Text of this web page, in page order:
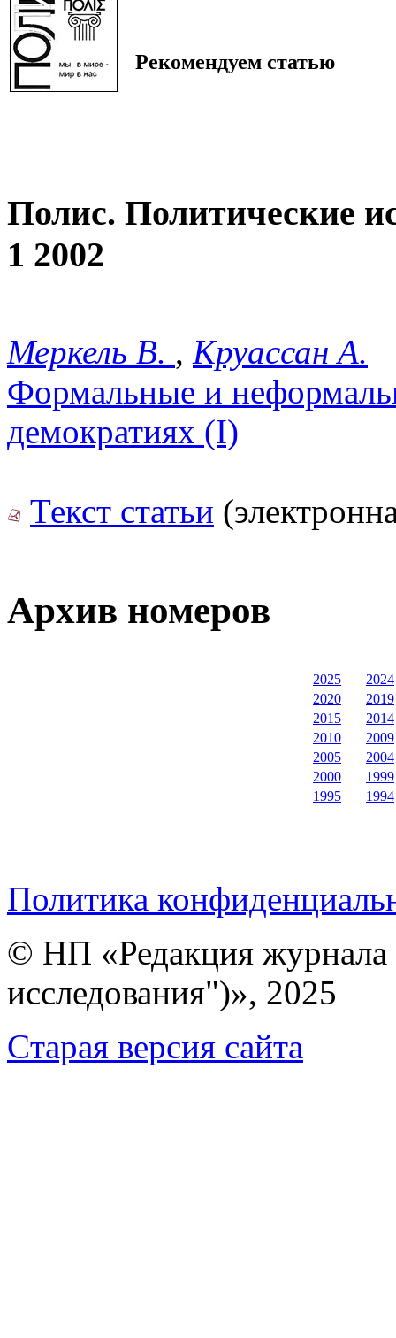
Рекомендуем статью
Полис. Политические
1 2002
Меркель В. , Круассан А.
Формальные и
демократиях (I)
Текст статьи
Архив номеров
2025
2024
2020
2019
2015
2014
2010
2009
2005
2004
2000
1999
1995
1994
Политика
© НП «Редакция
исследования")», 2025
Cтарая версия сайта